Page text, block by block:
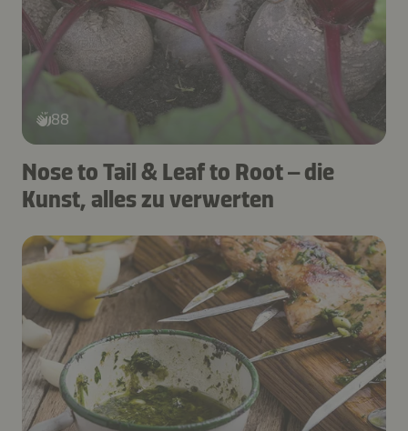
88
Nose to Tail & Leaf to Root – die
Kunst, alles zu verwerten